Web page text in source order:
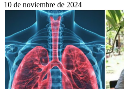
10 de noviembre de 2024